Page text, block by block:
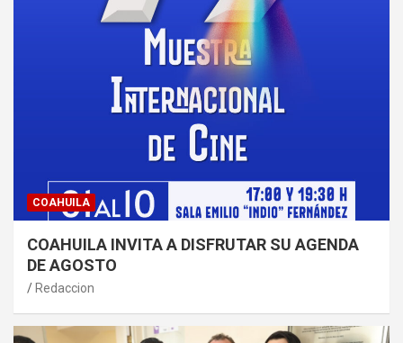
COAHUILA
COAHUILA INVITA A DISFRUTAR SU AGENDA
DE AGOSTO
Redaccion